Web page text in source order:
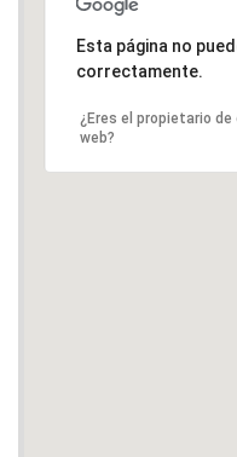
Esta página no
correctamente.
¿Eres el propietario
web?